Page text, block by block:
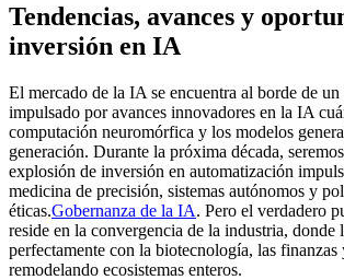
Tendencias, avances y
inversión en IA
El mercado de la IA se encuentra al borde de
impulsado por avances innovadores en la IA
computación neuromórfica y los modelos
generación. Durante la próxima década,
explosión de inversión en automatización
medicina de precisión, sistemas autónomos y
éticas.Gobernanza de la IA. Pero el verdadero
reside en la convergencia de la industria, donde
perfectamente con la biotecnología, las finanzas
remodelando ecosistemas enteros.